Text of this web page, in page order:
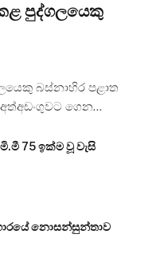
පුද්ගලයෙකු
බස්නාහිර පළාත
ගෙන…
75 ඉක්ම වූ වැසි
නොසන්සුන්තාව